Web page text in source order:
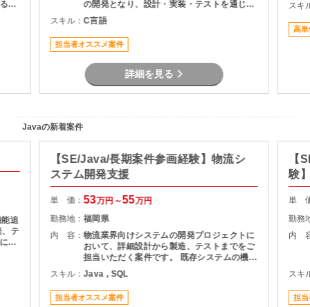
こ
の開発となり、設計・実装・テストを通じて
システムの安定稼働を支える役割を担当いた
だきます。 長期案件のため、腰を据えて開発
に携わりたい方におすすめです。
スキル：C言語
担当者オススメ案件
詳細を見る
スキ
高単
Javaの新着案件
追
、テ
し
【SE/Java/長期案件参画経験】物流シ
ステム開発支援
単 価：53万円～55万円
勤務地：福岡県
内 容：物流業界向けシステムの開発プロジェクトに
おいて、詳細設計から製造、テストまでをご
担当いただく案件です。 既存システムの機能
追加や改修を中心に対応いただき、長期的に
プロジェクトへ参画できる環境となっていま
す。 物流システムの経験がなくても、Java
による業務系開発経験を活かして参画可能で
スキル：Java , SQL
担当者オススメ案件
【
験
援
単
勤務
内
スキ
担当